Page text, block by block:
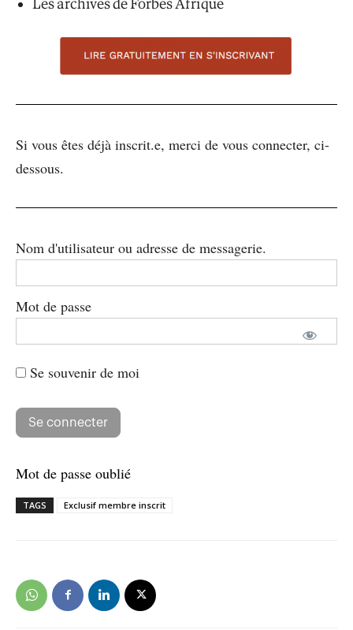
Si vous êtes déjà inscrit.e, merci de vous connecter, ci-
dessous.
Nom d'utilisateur ou adresse de messagerie.
Mot de passe
Se souvenir de moi
Mot de passe oublié
TAGS Exclusif membre inscrit